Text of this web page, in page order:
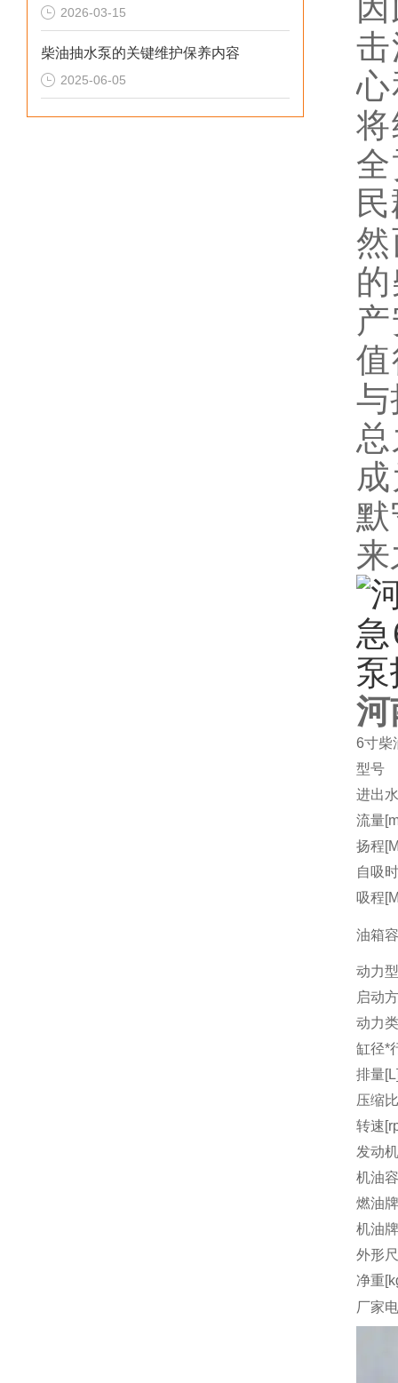
2026-03-15
柴油抽水泵的关键维护保养内容
2025-06-05
与
默
河
6寸柴
型号
进出
流量
扬程
自吸
吸程
油箱
动力
启动
动力
缸径*
排量
压缩比
转速
发动
机油
燃油
机油
外形
净重
厂家